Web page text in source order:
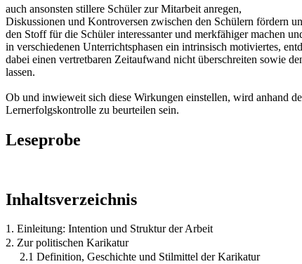
auch ansonsten stillere Schüler zur Mitarbeit anregen,
Diskussionen und Kontroversen zwischen den Schülern fördern
den Stoff für die Schüler interessanter und merkfähiger machen
in verschiedenen Unterrichtsphasen ein intrinsisch motiviertes,
dabei einen vertretbaren Zeitaufwand nicht überschreiten sowie
lassen.
Ob und inwieweit sich diese Wirkungen einstellen, wird anhand
Lernerfolgskontrolle zu beurteilen sein.
Leseprobe
Inhaltsverzeichnis
1. Einleitung: Intention und Struktur der Arbeit
2. Zur politischen Karikatur
2.1 Definition, Geschichte und Stilmittel der Karikatur